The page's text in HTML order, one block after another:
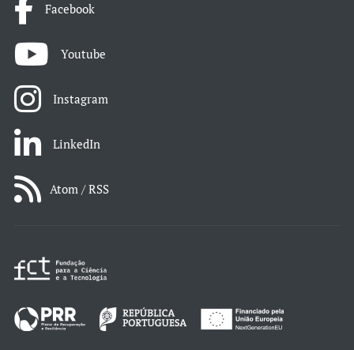
Facebook
Youtube
Instagram
LinkedIn
Atom / RSS